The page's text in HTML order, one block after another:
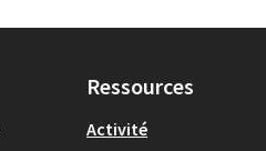
Ressources
Activité